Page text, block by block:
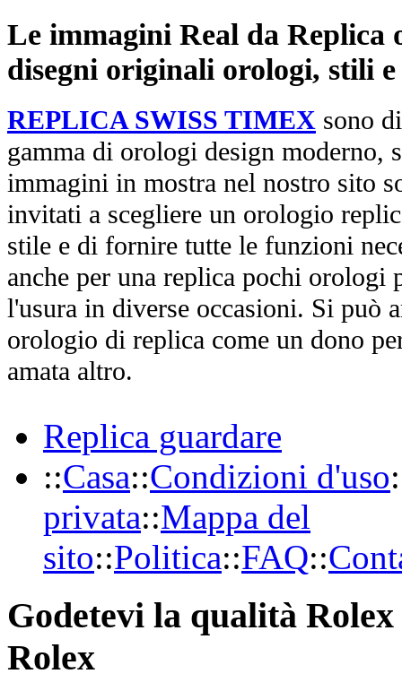
Le immagini Real da Replica
disegni originali orologi, stili
REPLICA SWISS TIMEX sono
gamma di orologi design moderno,
immagini in mostra nel nostro sito
invitati a scegliere un orologio
stile e di fornire tutte le funzioni
anche per una replica pochi orologi
l'usura in diverse occasioni. Si può
orologio di replica come un dono
amata altro.
Replica guardare
::Casa::Condizioni d'uso
privata::Mappa del
sito::Politica::FAQ::
Godetevi la qualità
Rolex